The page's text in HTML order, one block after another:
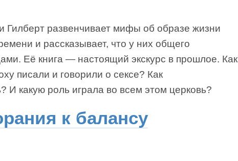
Гилберт развенчивает мифы об образе жизни
и рассказывает, что у них общего
Её книга — настоящий экскурс в прошлое. Как
писали и говорили о сексе? Как
И какую роль играла во всем этом церковь?
к балансу